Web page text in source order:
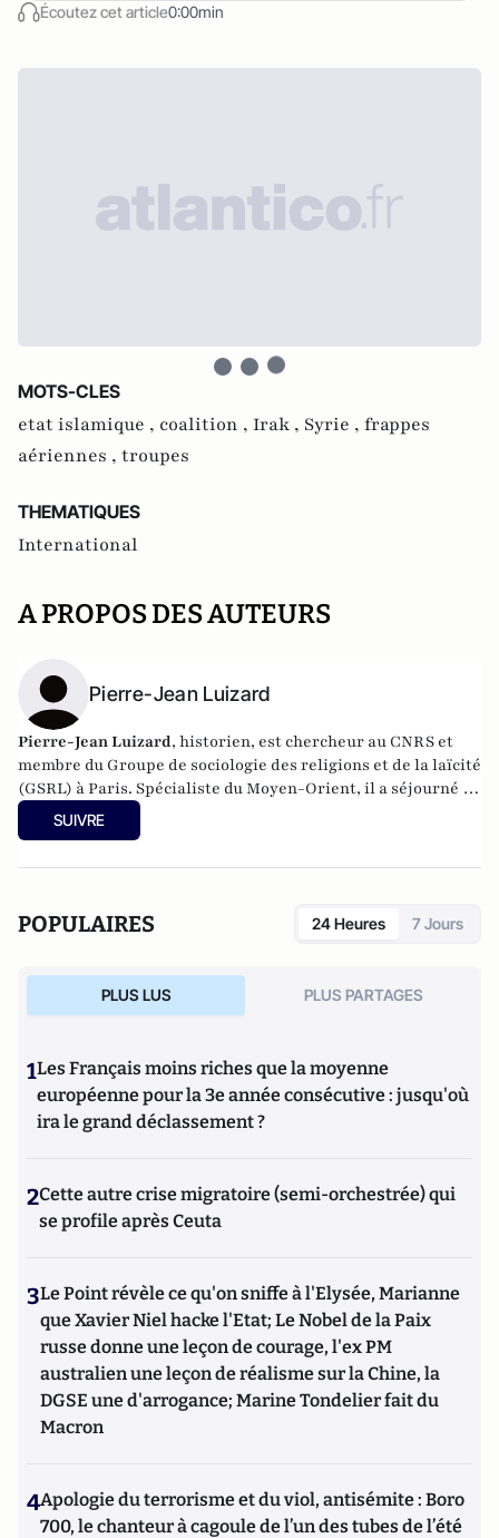
Écoutez cet article0:00min
MOTS-CLES
etat islamique , coalition , Irak , Syrie , frappes
aériennes , troupes
THEMATIQUES
International
A PROPOS DES AUTEURS
Pierre-Jean Luizard
Pierre-Jean Luizard, historien, est chercheur au CNRS et
membre du Groupe de sociologie des religions et de la laïcité
(GSRL) à Paris. Spécialiste du Moyen-Orient, il a séjourné en
Irak, au Liban, en Syrie, dans le Golfe et en Egypte. Il est
l’auteur de plusieurs ouvrages, dont
2005) ;Le piège Daech (Ed. La découverte, 2015).
SUIVRE
POPULAIRES 24 Heures 7 Jours
PLUS LUS PLUS PARTAGES
1Les Français moins riches que la moyenne
européenne pour la 3e année consécutive : jusqu'où
ira le grand déclassement ?
2Cette autre crise migratoire (semi-orchestrée) qui
se profile après Ceuta
3Le Point révèle ce qu'on sniffe à l'Elysée, Marianne
que Xavier Niel hacke l'Etat; Le Nobel de la Paix
russe donne une leçon de courage, l'ex PM
australien une leçon de réalisme sur la Chine, la
DGSE une d'arrogance; Marine Tondelier fait du
Macron
4Apologie du terrorisme et du viol, antisémite : Boro
700, le chanteur à cagoule de l’un des tubes de l’été